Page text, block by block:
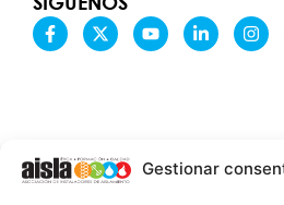
Gestionar
F
a
c
-
f
X
-
t
r
Y
o
u
L
i
n
-
i
I
n
s
m